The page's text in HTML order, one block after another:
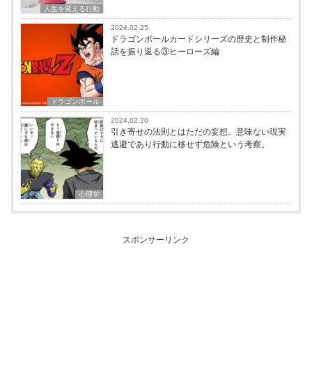
人生を変える行動
ドラゴンボール
2024.02.25
ドラゴンボールカードシリーズの歴史と制作秘
話を振り返る③ヒーローズ編
心理学
2024.02.20
引き寄せの法則とはただの妄想。意味ない現実
逃避であり行動に移せず危険という考察。
スポンサーリンク